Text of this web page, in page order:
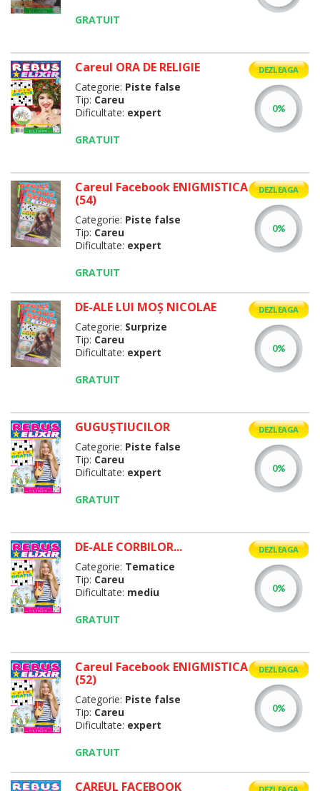
GRATUIT
Careul ORA DE RELIGIE
Categorie: Piste false
Tip: Careu
Dificultate: expert
GRATUIT
DEZLEAGA
Careul Facebook ENIGMISTICA
(54)
Categorie: Piste false
Tip: Careu
Dificultate: expert
GRATUIT
DEZLEAGA
DE-ALE LUI MOŞ NICOLAE
Categorie: Surprize
Tip: Careu
Dificultate: expert
GRATUIT
DEZLEAGA
GUGUŞTIUCILOR
Categorie: Piste false
Tip: Careu
Dificultate: expert
GRATUIT
DEZLEAGA
DE-ALE CORBILOR...
Categorie: Tematice
Tip: Careu
Dificultate: mediu
GRATUIT
DEZLEAGA
Careul Facebook ENIGMISTICA
(52)
Categorie: Piste false
Tip: Careu
Dificultate: expert
GRATUIT
DEZLEAGA
CAREUL FACEBOOK